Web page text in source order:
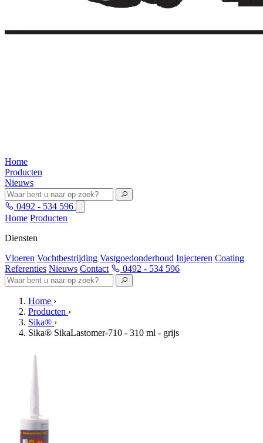
Home
Producten
Nieuws
0492 - 534 596
Home Producten
Diensten
Vloeren Vochtbestrijding Vastgoedonderhoud Injecteren Coating
Referenties Nieuws Contact 0492 - 534 596
Home ›
Producten ›
Sika® ›
Sika® SikaLastomer-710 - 310 ml - grijs